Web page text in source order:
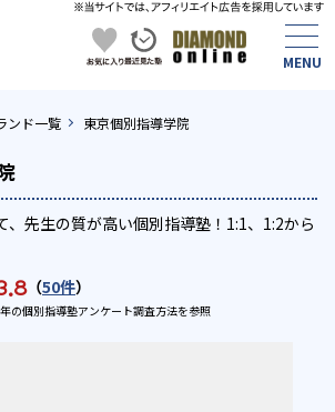
ンド一覧 東京個別指導学院
、先生の質が高い個別指導塾！1:1、1:2から
（50件）
の個別指導塾アンケート調査方法を参照